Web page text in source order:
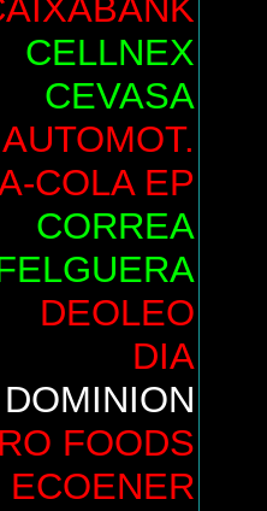
CELLNEX
CEVASA
COLA EP
CORREA
DEOLEO
DIA
DOMINION
FOODS
ECOENER